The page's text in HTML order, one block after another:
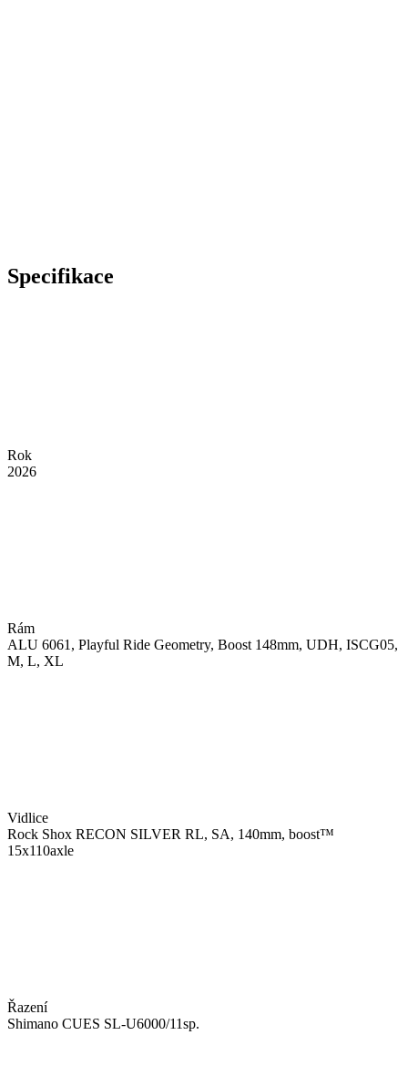
Specifikace
Rok
2026
Rám
ALU 6061, Playful Ride Geometry, Boost 148mm, UDH, ISCG05,
M, L, XL
Vidlice
Rock Shox RECON SILVER RL, SA, 140mm, boost™
15x110axle
Řazení
Shimano CUES SL-U6000/11sp.